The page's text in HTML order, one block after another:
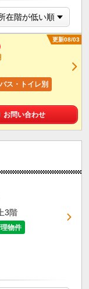
更新08/03
バス・トイレ別
お問い合わせ
3階
物件